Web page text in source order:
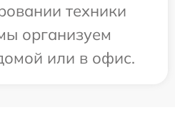
техники
организуем
или в офис.